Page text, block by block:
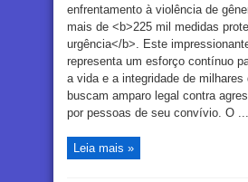
enfrentamento à violência de
mais de <b>225 mil medidas
urgência</b>. Este
representa um esforço contínuo
a vida e a integridade de milhares
buscam amparo legal contra
por pessoas de seu convívio. O ...
Leia mais »